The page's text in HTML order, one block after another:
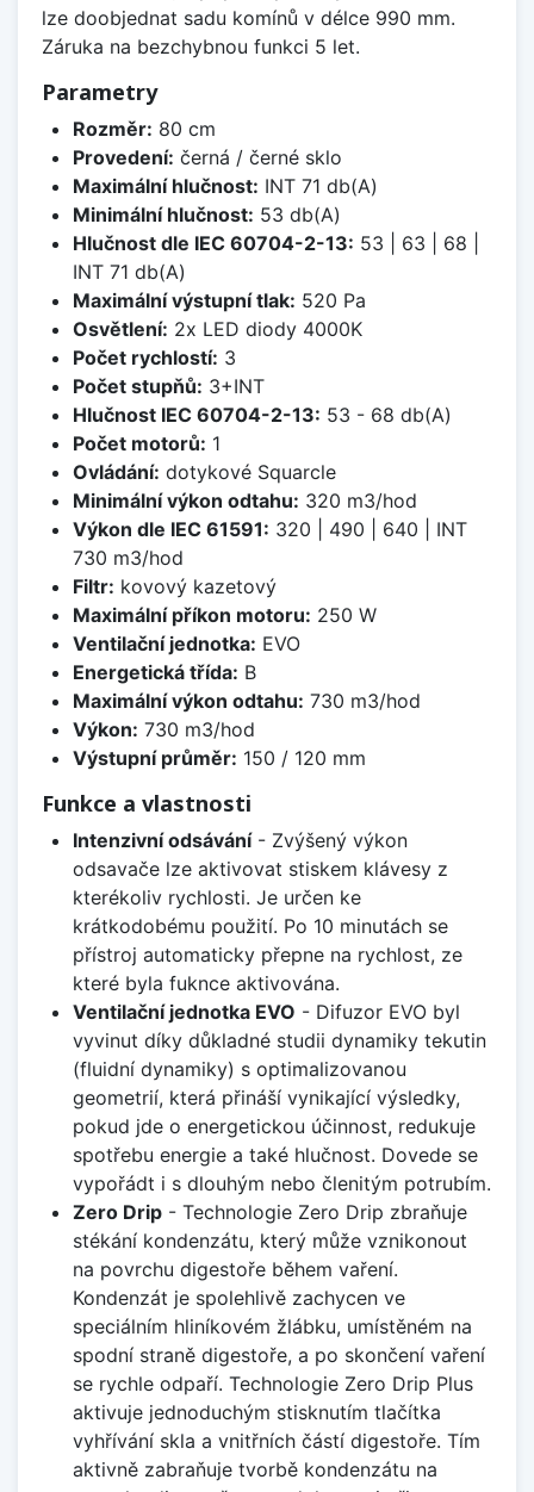
lze doobjednat sadu komínů v délce 990 mm.
Záruka na bezchybnou funkci 5 let.
Parametry
Rozměr: 80 cm
Provedení: černá / černé sklo
Maximální hlučnost: INT 71 db(A)
Minimální hlučnost: 53 db(A)
Hlučnost dle IEC 60704-2-13: 53 | 63 | 68 |
INT 71 db(A)
Maximální výstupní tlak: 520 Pa
Osvětlení: 2x LED diody 4000K
Počet rychlostí: 3
Počet stupňů: 3+INT
Hlučnost IEC 60704-2-13: 53 - 68 db(A)
Počet motorů: 1
Ovládání: dotykové Squarcle
Minimální výkon odtahu: 320 m3/hod
Výkon dle IEC 61591: 320 | 490 | 640 | INT
730 m3/hod
Filtr: kovový kazetový
Maximální příkon motoru: 250 W
Ventilační jednotka: EVO
Energetická třída: B
Maximální výkon odtahu: 730 m3/hod
Výkon: 730 m3/hod
Výstupní průměr: 150 / 120 mm
Funkce a vlastnosti
Intenzivní odsávání- Zvýšený výkon
odsavače lze aktivovat stiskem klávesy z
kterékoliv rychlosti. Je určen ke
krátkodobému použití. Po 10 minutách se
přístroj automaticky přepne na rychlost, ze
které byla fuknce aktivována.
Ventilační jednotka EVO - Difuzor EVO byl
vyvinut díky důkladné studii dynamiky tekutin
(fluidní dynamiky) s optimalizovanou
geometrií, která přináší vynikající výsledky,
pokud jde o energetickou účinnost, redukuje
spotřebu energie a také hlučnost. Dovede se
vypořádt i s dlouhým nebo členitým potrubím.
Zero Drip- Technologie Zero Drip zbraňuje
stékání kondenzátu, který může vznikonout
na povrchu digestoře během vaření.
Kondenzát je spolehlivě zachycen ve
speciálním hliníkovém žlábku, umístěném na
spodní straně digestoře, a po skončení vaření
se rychle odpaří. Technologie Zero Drip Plus
aktivuje jednoduchým stisknutím tlačítka
vyhřívání skla a vnitřních částí digestoře. Tím
aktivně zabraňuje tvorbě kondenzátu na